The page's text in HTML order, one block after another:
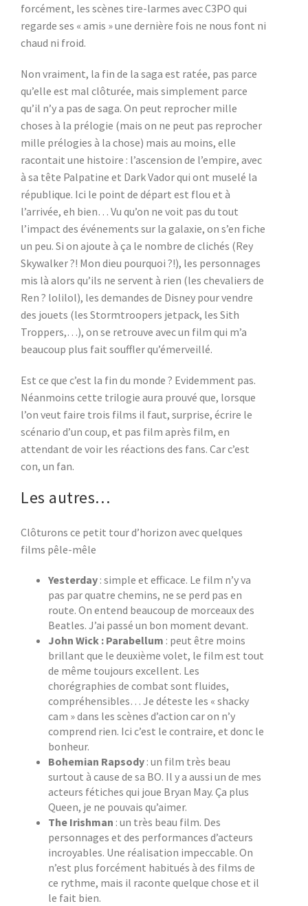
forcément, les scènes tire-larmes avec C3PO qui
regarde ses « amis » une dernière fois ne nous font ni
chaud ni froid.
Non vraiment, la fin de la saga est ratée, pas parce
qu’elle est mal clôturée, mais simplement parce
qu’il n’y a pas de saga. On peut reprocher mille
choses à la prélogie (mais on ne peut pas reprocher
mille prélogies à la chose) mais au moins, elle
racontait une histoire : l’ascension de l’empire, avec
à sa tête Palpatine et Dark Vador qui ont muselé la
république. Ici le point de départ est flou et à
l’arrivée, eh bien… Vu qu’on ne voit pas du tout
l’impact des événements sur la galaxie, on s’en fiche
un peu. Si on ajoute à ça le nombre de clichés (Rey
Skywalker ?! Mon dieu pourquoi ?!), les personnages
mis là alors qu’ils ne servent à rien (les chevaliers de
Ren ? lolilol), les demandes de Disney pour vendre
des jouets (les Stormtroopers jetpack, les Sith
Troppers,…), on se retrouve avec un film qui m’a
beaucoup plus fait souffler qu’émerveillé.
Est ce que c’est la fin du monde ? Evidemment pas.
Néanmoins cette trilogie aura prouvé que, lorsque
l’on veut faire trois films il faut, surprise, écrire le
scénario d’un coup, et pas film après film, en
attendant de voir les réactions des fans. Car c’est
con, un fan.
Les autres…
Clôturons ce petit tour d’horizon avec quelques
films pêle-mêle
Yesterday : simple et efficace. Le film n’y va
pas par quatre chemins, ne se perd pas en
route. On entend beaucoup de morceaux des
Beatles. J’ai passé un bon moment devant.
John Wick : Parabellum : peut être moins
brillant que le deuxième volet, le film est tout
de même toujours excellent. Les
chorégraphies de combat sont fluides,
compréhensibles… Je déteste les « shacky
cam » dans les scènes d’action car on n’y
comprend rien. Ici c’est le contraire, et donc le
bonheur.
Bohemian Rapsody : un film très beau
surtout à cause de sa BO. Il y a aussi un de mes
acteurs fétiches qui joue Bryan May. Ça plus
Queen, je ne pouvais qu’aimer.
The Irishman : un très beau film. Des
personnages et des performances d’acteurs
incroyables. Une réalisation impeccable. On
n’est plus forcément habitués à des films de
ce rythme, mais il raconte quelque chose et il
le fait bien.